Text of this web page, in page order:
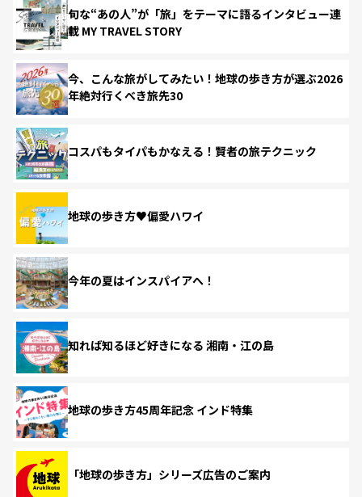
旬な“あの人”が「旅」をテーマに語るインタビュー連
載 MY TRAVEL STORY
今、こんな旅がしてみたい！地球の歩き方が選ぶ2026
年絶対行くべき旅先30
コスパもタイパもかなえる！賢者の旅テクニック
地球の歩き方♥偏愛ハワイ
今年の夏はインスパイアへ！
知れば知るほど好きになる 湘南・江の島
地球の歩き方45周年記念 インド特集
「地球の歩き方」シリーズ広告のご案内